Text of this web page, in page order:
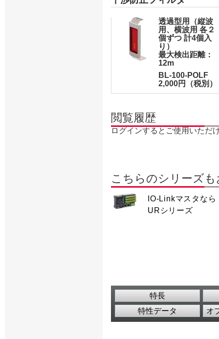
透過型用（縦波
用、横波用 各２
個ずつ 計4個入
り）
最大検出距離：
12m
BL-100-POLF
2,000円（税別）
閲覧履歴
ログインするとご使用いただ
こちらのシリーズ
IO-Linkマスタなら
URシリーズ
特長
特性データ
オ